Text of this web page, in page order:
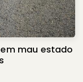
mau estado